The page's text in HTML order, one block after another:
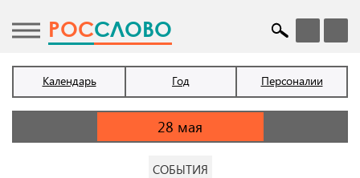
POCСЛОВО
Календарь Год Персоналии
СОБЫТИЯ